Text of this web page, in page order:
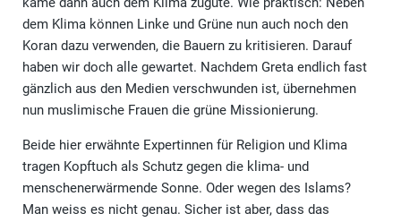
dem Klima können Linke und Grüne nun auch noch den
Koran dazu verwenden, die Bauern zu kritisieren. Darauf
haben wir doch alle gewartet. Nachdem Greta endlich fast
gänzlich aus den Medien verschwunden ist, übernehmen
nun muslimische Frauen die grüne Missionierung.
Beide hier erwähnte Expertinnen für Religion und Klima
tragen Kopftuch als Schutz gegen die klima- und
menschenerwärmende Sonne. Oder wegen des Islams?
Man weiss es nicht genau. Sicher ist aber, dass das